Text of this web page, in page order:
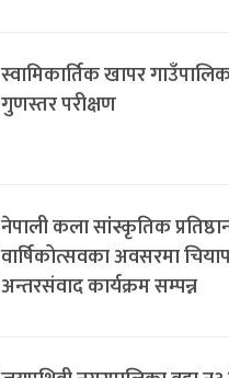
स्वामिकार्तिक खापर
गुणस्तर परीक्षण
नेपाली कला सांस्कृतिक
वार्षिकोत्सवका अवसरमा
अन्तरसंवाद कार्यक्रम सम्पन्न